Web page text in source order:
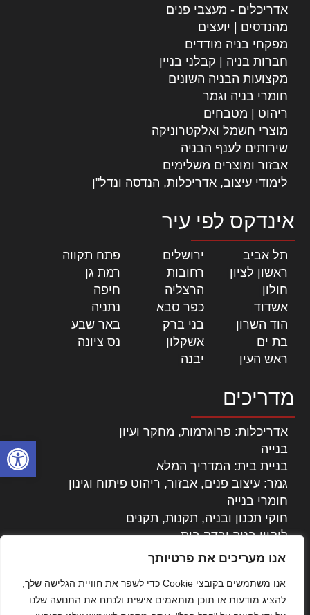
פתח
אנו מעריכים את פרטיותך
אנו משתמשים בקובצי Cookie כדי לשפר את חוויית הגלישה שלך,
להציג מודעות או תוכן מותאמים אישית ולנתח את התנועה שלנו.
אדריכלים - מעצבי פנים
מהנדסים | יועצים
מפקחי בניה מודדים
חברות בניה | קבלני בניין
מקצועות הבניה השונים
חומרי בניה וגמר
ריהוט | מטבחים
מוצרי חשמל ואלקטרוניקה
שירותים לענף הבניה
אבזור ומוצרים משלימים
לימודי עיצוב, אדריכלות, הנדסה ונדל"ן
אינדקס לפי עיר
תל אביב ירושלים פתח תקווה
ראשון לציון
רחובות רמת גן
חולון
הרצליה חיפה
אשדוד
כפר סבא נתניה
הוד השרון
בני ברק באר שבע
בת ים
אשקלון נס ציונה
ראש העין
יבנה
מדריכים
אדריכלות: פרוגרמות, מחקר ועיון
בנייה
בניית בית: המדריך המלא
גמר: עיצוב פנים, אבזור, ריהוט פיתוח וגינון
חומרי בנייה
חוקי תכנון ובניה, תקנות, תקנים
ליקויי בניה ובדק בית
נדל"ן: זכויות, אגרות ועסקאות
עקרונות ניהול אחזקה מתקדמות
צילום אדריכלי